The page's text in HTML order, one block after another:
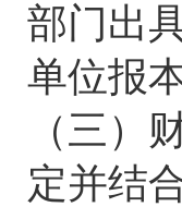
部门出
单位报
（三）
定并结